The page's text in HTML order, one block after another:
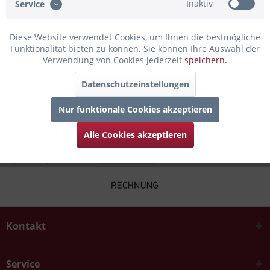
Bewertungen lesen, schreiben und diskutieren...
mehr
Infos zum Hersteller
Folgende Infos zum Hersteller sind verfübar......mehr
Kunden kauften auch
Kontakt
Service
Service Inaktiv
Diese Website verwendet Cookies, um Ihnen die bestmögliche
Funktionalität bieten zu können. Sie können Ihre Auswahl der
Verwendung von Cookies jederzeit speichern.
Datenschutzeinstellungen
Nur funktionale Cookies akzeptieren
Alle Cookies akzeptieren